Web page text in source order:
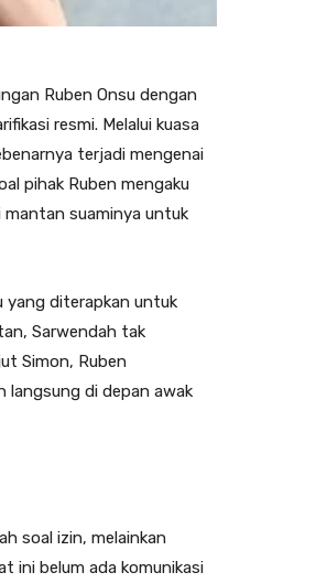
Ruben Onsu dengan
resmi. Melalui kuasa
terjadi mengenai
pihak Ruben mengaku
mantan suaminya untuk
yang diterapkan untuk
Sarwendah tak
Simon, Ruben
langsung di depan awak
soal izin, melainkan
ini belum ada komunikasi